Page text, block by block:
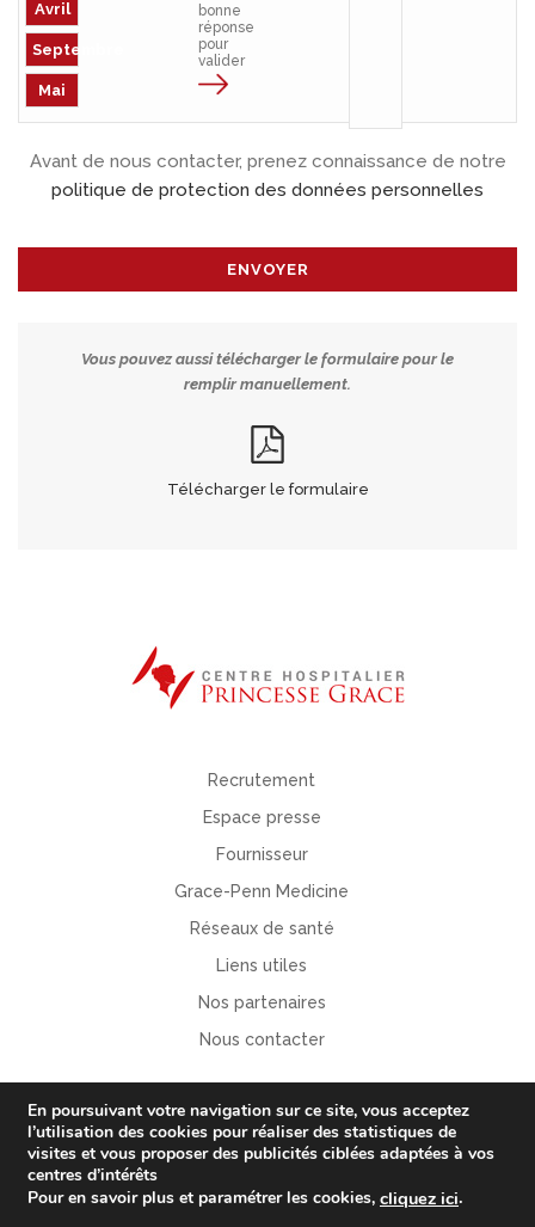
bonne
réponse
pour
valider
Avril
Septembre
Mai
Avant de nous contacter, prenez connaissance de notre
politique de protection des données personnelles
Vous pouvez aussi télécharger le formulaire pour le
remplir manuellement.
Télécharger le formulaire
Recrutement
Espace presse
Fournisseur
Grace-Penn Medicine
Réseaux de santé
Liens utiles
Nos partenaires
Nous contacter
En poursuivant votre navigation sur ce site, vous acceptez
l’utilisation des cookies pour réaliser des statistiques de
visites et vous proposerdes publicités ciblées adaptées à vos
centres d’intérêts
Pour en savoir plus et paramétrer les cookies, cliquez ici.